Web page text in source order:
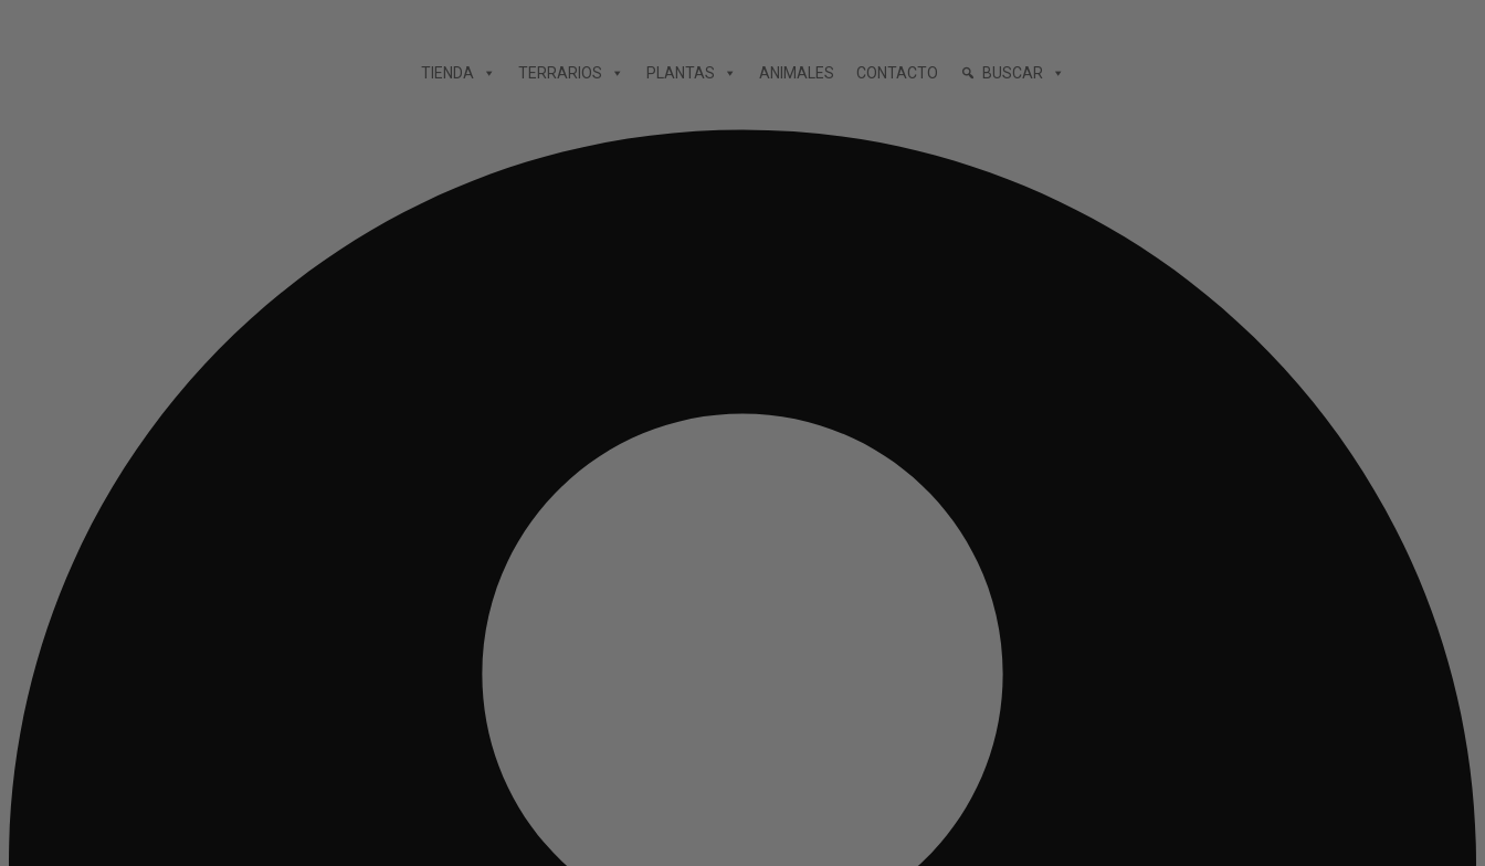
TIENDA TERRARIOS PLANTAS ANIMALES CONTACTO BUSCAR